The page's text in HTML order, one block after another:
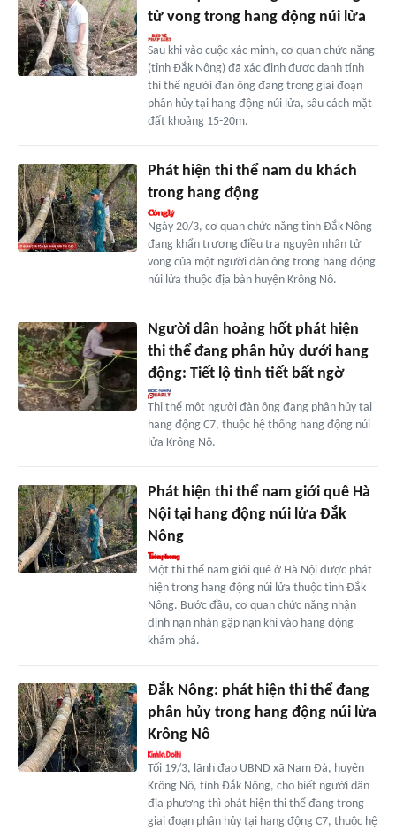
tử vong trong hang động núi lửa
Sau khi vào cuộc xác minh, cơ quan chức năng
(tỉnh Đắk Nông) đã xác định được danh tính
thi thể người đàn ông đang trong giai đoạn
phân hủy tại hang động núi lửa, sâu cách mặt
đất khoảng 15-20m.
Phát hiện thi thể nam du khách
trong hang động
Ngày 20/3, cơ quan chức năng tỉnh Đắk Nông
đang khẩn trương điều tra nguyên nhân tử
vong của một người đàn ông trong hang động
núi lửa thuộc địa bàn huyện Krông Nô.
Người dân hoảng hốt phát hiện
thi thể đang phân hủy dưới hang
động: Tiết lộ tình tiết bất ngờ
Thi thể một người đàn ông đang phân hủy tại
hang động C7, thuộc hệ thống hang động núi
lửa Krông Nô.
Phát hiện thi thể nam giới quê Hà
Nội tại hang động núi lửa Đắk
Nông
Một thi thể nam giới quê ở Hà Nội được phát
hiện trong hang động núi lửa thuộc tỉnh Đắk
Nông. Bước đầu, cơ quan chức năng nhận
định nạn nhân gặp nạn khi vào hang động
khám phá.
Đắk Nông: phát hiện thi thể đang
phân hủy trong hang động núi lửa
Krông Nô
Tối 19/3, lãnh đạo UBND xã Nam Đà, huyện
Krông Nô, tỉnh Đắk Nông, cho biết người dân
địa phương thì phát hiện thi thể đang trong
giai đoạn phân hủy tại hang động C7, thuộc hệ